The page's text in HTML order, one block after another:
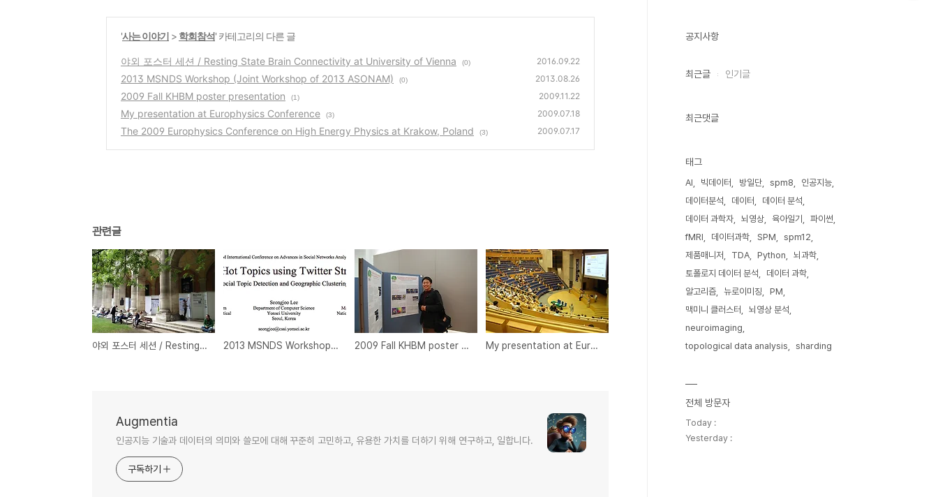
'사는 이야기 > 학회참석' 카테고리의 다른 글
야외 포스터 세션 / Resting State Brain Connectivity at University of Vienna (0) 2016.09.22
2013 MSNDS Workshop (Joint Workshop of 2013 ASONAM) (0) 2013.08.26
2009 Fall KHBM poster presentation (1) 2009.11.22
My presentation at Europhysics Conference (3) 2009.07.18
The 2009 Europhysics Conference on High Energy Physics at Krakow, Poland (3) 2009.07.17
관련글
야외 포스터 세션 / Resting State Brain Connectivity at University of Vienna 2013 MSNDS Workshop (Joint Workshop of 2013 ASONAM) 2009 Fall KHBM poster presentation My presentation at Europhysics Conference
Augmentia
인공지능 기술과 데이터의 의미와 쓸모에 대해 꾸준히 고민하고, 유용한 가치를 더하기 위해 연구하고, 일합니다.
구독하기
공지사항
최근글 인기글
최근댓글
태그
AI 빅데이터 방일단 spm8
인공지능
데이터분석
데이터
데이터 분석
데이터 과학자
뇌영상 육아일기
파이썬
fMRI
데이터과학 SPM
spm12
제품매니저
TDA Python
뇌과학
토폴로지 데이터 분석
데이터 과학
알고리즘
뉴로이미징
PM
맥미니 클러스터
뇌영상 분석
neuroimaging
topological data analysis
sharding
전체 방문자
Today :
Yesterday :